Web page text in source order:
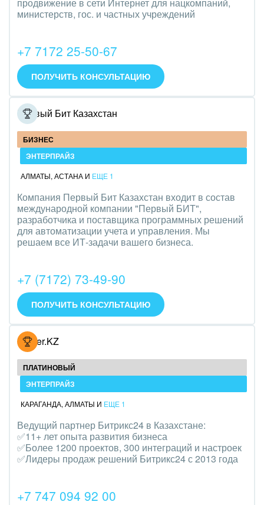
Трудоустройство
PR, маркетинг, реклама,
АПК и пищевая промышленность
Выставки, семинары, конференции
Горнодобывающая отрасль
Досуг, туризм и отдых
комплексов
Инвестиционный бизнес
IT, Интернет
Консалтинговые и управленческие услуги
Культурные события, спорт, шоу-бизнес
Логистика
Мебель, лес, деревообработка
Медицина и фармацевтика
Металлургия
Мода, одежда, аксессуары, стиль
Нефть, газ
министерств, гос. и частных учреждений
+7 7172 25-50-67
ПОЛУЧИТЬ КОНСУЛЬТАЦИЮ
Первый Бит Казахстан
БИЗНЕС
ЭНТЕРПРАЙЗ
АЛМАТЫ, АСТАНА И ЕЩЕ 1
Компания Первый Бит Казахстан входит в состав
международной компании "Первый БИТ",
разработчика и поставщика программных решений
для автоматизации учета и управления. Мы
решаем все ИТ-задачи вашего бизнеса.
+7 (7172) 73-49-90
ПОЛУЧИТЬ КОНСУЛЬТАЦИЮ
Hoster.KZ
ПЛАТИНОВЫЙ
ЭНТЕРПРАЙЗ
КАРАГАНДА, АЛМАТЫ И ЕЩЕ 1
Ведущий партнер Битрикс24 в Казахстане:
✅11+ лет опыта развития бизнеса
✅Более 1200 проектов, 300 интеграций и настроек
✅Лидеры продаж решений Битрикс24 с 2013 года
+7 747 094 92 00